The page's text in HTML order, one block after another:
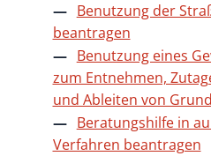
Benutzung der
beantragen
Benutzung eines
zum Entnehmen,
und Ableiten von
Beratungshilfe in
Verfahren beantragen